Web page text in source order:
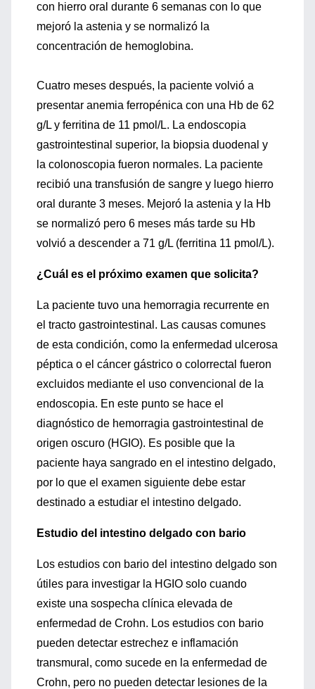
con hierro oral durante 6 semanas con lo que
mejoró la astenia y se normalizó la
concentración de hemoglobina.
Cuatro meses después, la paciente volvió a
presentar anemia ferropénica con una Hb de 62
g/L y ferritina de 11 pmol/L. La endoscopia
gastrointestinal superior, la biopsia duodenal y
la colonoscopia fueron normales. La paciente
recibió una transfusión de sangre y luego hierro
oral durante 3 meses. Mejoró la astenia y la Hb
se normalizó pero 6 meses más tarde su Hb
volvió a descender a 71 g/L (ferritina 11 pmol/L).
¿Cuál es el próximo examen que solicita?
La paciente tuvo una hemorragia recurrente en
el tracto gastrointestinal. Las causas comunes
de esta condición, como la enfermedad ulcerosa
péptica o el cáncer gástrico o colorrectal fueron
excluidos mediante el uso convencional de la
endoscopia. En este punto se hace el
diagnóstico de hemorragia gastrointestinal de
origen oscuro (HGIO). Es posible que la
paciente haya sangrado en el intestino delgado,
por lo que el examen siguiente debe estar
destinado a estudiar el intestino delgado.
Estudio del intestino delgado con bario
Los estudios con bario del intestino delgado son
útiles para investigar la HGIO solo cuando
existe una sospecha clínica elevada de
enfermedad de Crohn. Los estudios con bario
pueden detectar estrechez e inflamación
transmural, como sucede en la enfermedad de
Crohn, pero no pueden detectar lesiones de la